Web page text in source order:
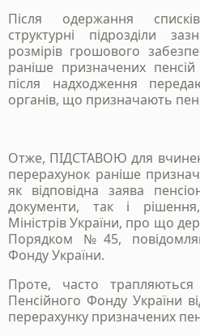
Після одержання
структурні підрозділи
розмірів грошового
раніше призначених
після надходження
органів, що призначають
Отже, ПІДСТАВОЮ для
перерахунок раніше
як відповідна заява
документи, так і
Міністрів України, про що
Порядком №45,
Фонду України.
Проте, часто трапляються
Пенсійного Фонду України
перерахунку призначених
Станьте
Зателефонуйте нам,
заповінть форму і ми
+38 050 976